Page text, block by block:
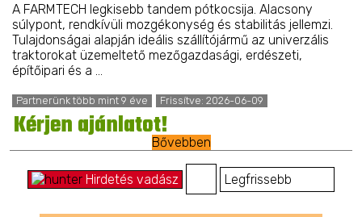
A FARMTECH legkisebb tandem pótkocsija. Alacsony
súlypont, rendkívüli mozgékonység és stabilitás jellemzi.
Tulajdonságai alapján ideális szállítójármű az univerzális
traktorokat üzemeltető mezőgazdasági, erdészeti,
építőipari és a ...
Partnerünk több mint 9 éve Frissítve: 2026-06-09
Kérjen ajánlatot!Bővebben
Hirdetés vadász